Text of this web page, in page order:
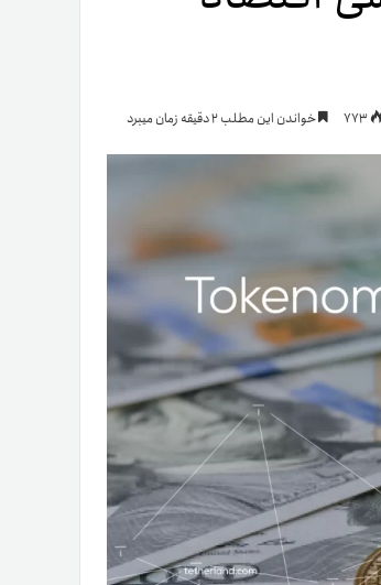
خواندن این مطلب 2 دقیقه زمان میبرد